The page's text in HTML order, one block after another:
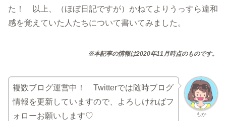
た！ 以上、（ほぼ日記ですが）かねてよりうっすら違和
感を覚えていた人たちについて書いてみました。
※本記事の情報は2020年11月時点のものです。
もか
複数ブログ運営中！ Twitterでは随時ブログ
情報を更新していますので、よろしければフ
ォローお願いします♡